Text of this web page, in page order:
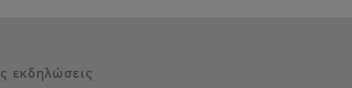
Μεταξύ άλλων
εκδηλώσεις